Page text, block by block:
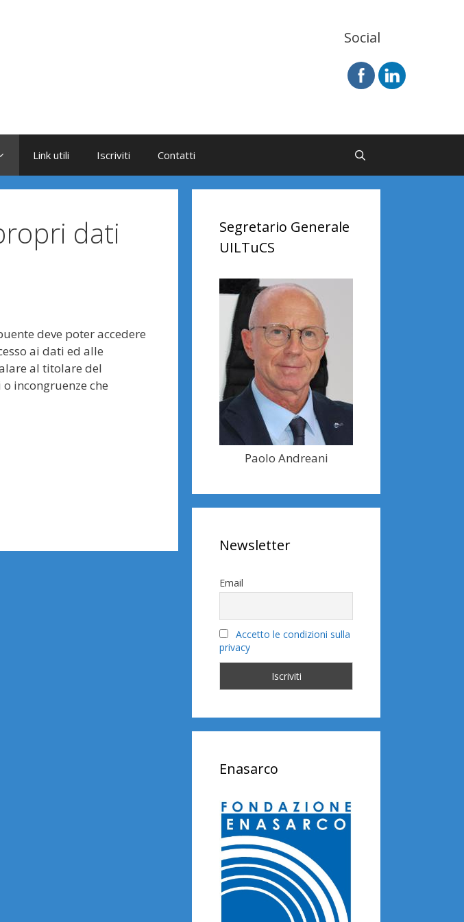
Social
Link utili Iscriviti Contatti
dati
deve poter accedere
ai dati ed alle
al titolare del
incongruenze che
Segretario Generale
UILTuCS
Paolo Andreani
Newsletter
Email
Accetto le condizioni sulla
privacy
Enasarco